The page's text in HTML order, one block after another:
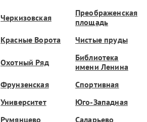
Черкизовская
Преображенская
площадь
Красные Ворота Чистые пруды
Охотный Ряд
Библиотека
имени Ленина
Фрунзенская
Спортивная
Университет
Юго-Западная
Румянцево Саларьево